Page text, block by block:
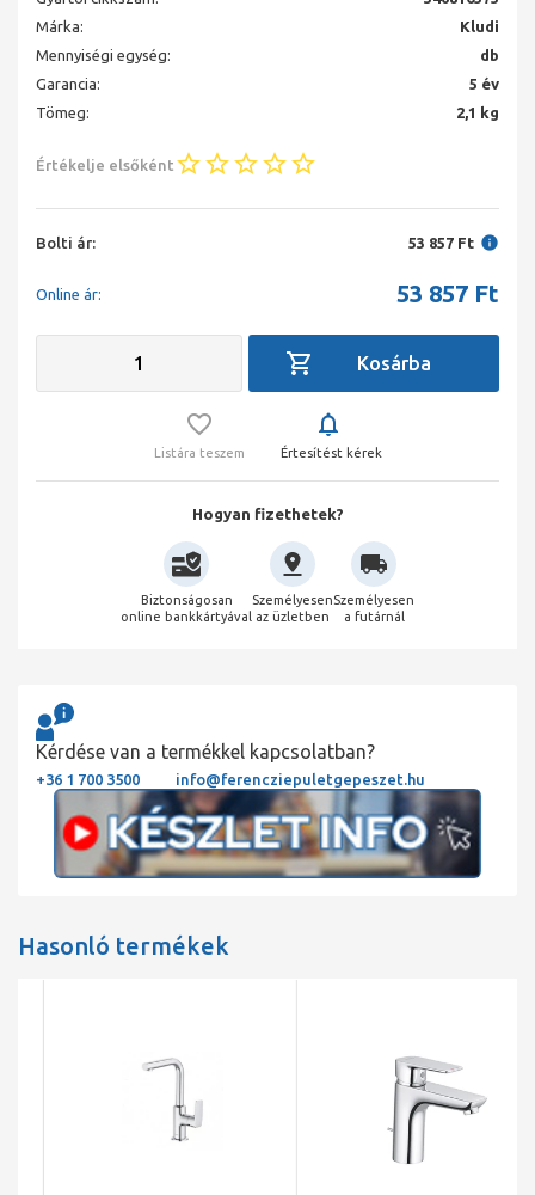
Márka:
Kludi
Mennyiségi egység:
db
Garancia:
5 év
Tömeg:
2,1 kg
Értékelje elsőként
Bolti ár: 53 857 Ft
Online ár: 53 857 Ft
Listára teszem Értesítést kérek
Hogyan fizethetek?
Biztonságosan
online bankkártyával
Személyesen
az üzletben
Személyesen
a futárnál
Kérdése van a termékkel kapcsolatban?
+36 1 700 3500 info@ferencziepuletgepeszet.hu
Hasonló termékek